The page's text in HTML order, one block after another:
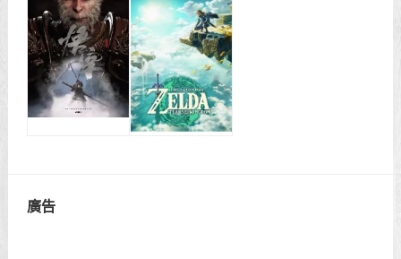
廣告